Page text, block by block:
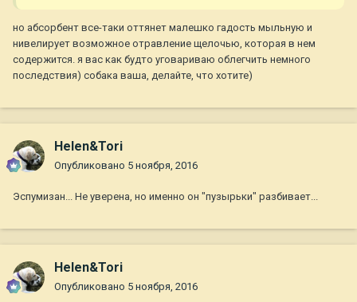
но абсорбент все-таки оттянет малешко гадость мыльную и
нивелирует возможное отравление щелочью, которая в нем
содержится. я вас как будто уговариваю облегчить немного
последствия) собака ваша, делайте, что хотите)
Helen&Tori
Опубликовано 5 ноября, 2016
Эспумизан... Не уверена, но именно он "пузырьки" разбивает...
Helen&Tori
Опубликовано 5 ноября, 2016